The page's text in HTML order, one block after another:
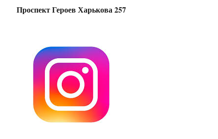
Проспект Героев Харькова 257